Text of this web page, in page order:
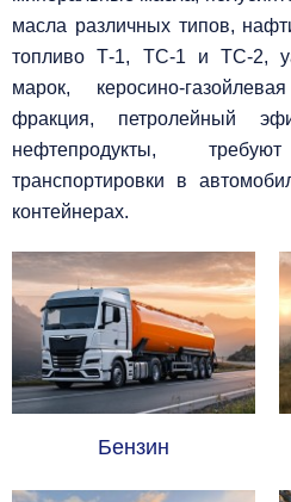
масла различных типов,
топливо Т-1, ТС-1 и ТС-2,
марок, керосино-
фракция, петролейный
нефтепродукты,
транспортировки в
контейнерах.
Бензин